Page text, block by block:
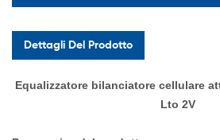
Dettagli Del Prodotto
Equalizzatore bilanciatore cellulare
Lto 2V